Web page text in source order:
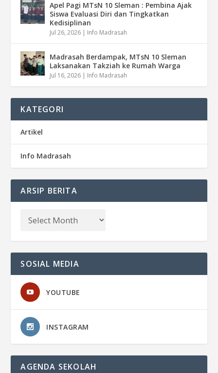
Apel Pagi MTsN 10 Sleman : Pembina Ajak
Siswa Evaluasi Diri dan Tingkatkan
Kedisiplinan
Jul 26, 2026 | Info Madrasah
Madrasah Berdampak, MTsN 10 Sleman
Laksanakan Takziah ke Rumah Warga
Jul 16, 2026 | Info Madrasah
KATEGORI
Artikel
Info Madrasah
ARSIP BERITA
SOSIAL MEDIA
YOUTUBE
INSTAGRAM
AGENDA SEKOLAH